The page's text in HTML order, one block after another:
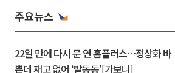
주요뉴스
22일 만에 다시 문 연 홈플러스…정상화 바
쁜데 재고 없어 ‘발동동’[가보니]